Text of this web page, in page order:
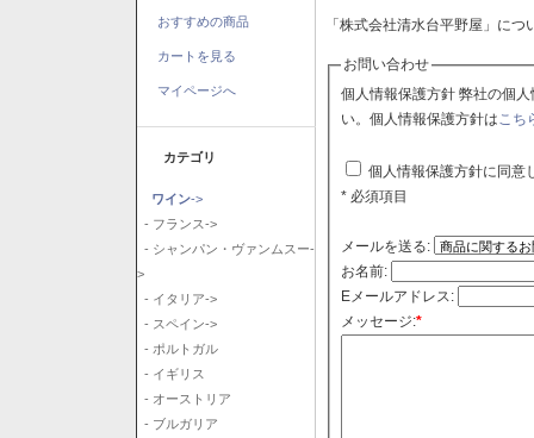
おすすめの商品
カートを見る
マイページへ
カテゴリ
ワイン->
- フランス->
- シャンパン・ヴァンムスー-
>
- イタリア->
- スペイン->
- ポルトガル
- イギリス
- オーストリア
- ブルガリア
「株式会社清水台平野屋」に
お問い合わせ
個人情報保護方針 弊社の個人情報保護方針に同意される場合はチェックボックスをクリックしてくださ
い。個人情報保護方針はこち
個人情報保護方針に同意
* 必須項目
メールを送る:
お名前:
Eメールアドレス:
メッセージ:*